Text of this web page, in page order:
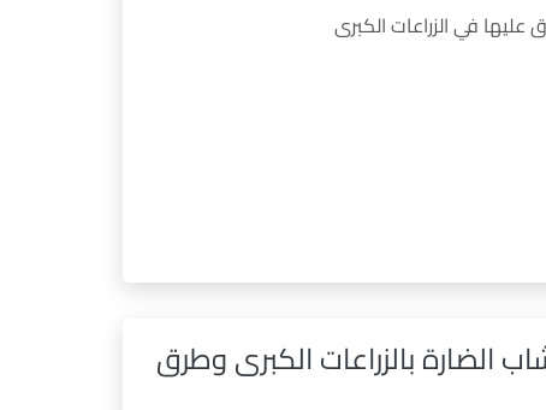
في الزراعات الكبرى
الضارة بالزراعات الكبرى وطرق